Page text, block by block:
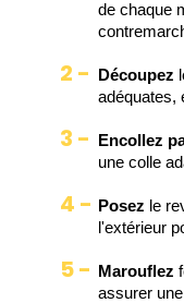
de chaque
Découpez
adéquates,
Encollez
une colle
Posez le
l'extérieur
Marouflez
assurer